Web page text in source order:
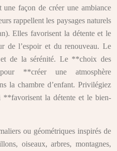
façon de créer une ambiance
rappellent les paysages naturels
Elles favorisent la détente et le
de l’espoir et du renouveau. Le
de la sérénité. Le **choix des
**créer une atmosphère
la chambre d’enfant. Privilégiez
la détente et le bien-
ou géométriques inspirés de
oiseaux, arbres, montagnes,